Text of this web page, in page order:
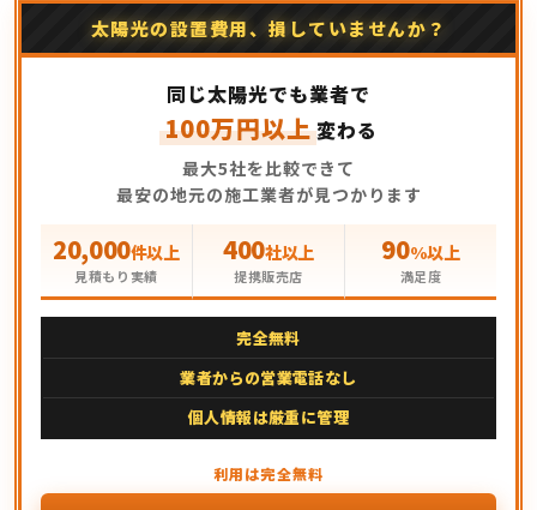
太陽光の設置費用、損していませんか？
同じ太陽光でも業者で
100万円以上変わる
最大5社を比較できて
最安の地元の施工業者が見つかります
20,000件以上
見積もり実績
400社以上
提携販売店
90%以上
満足度
完全無料
業者からの営業電話なし
個人情報は厳重に管理